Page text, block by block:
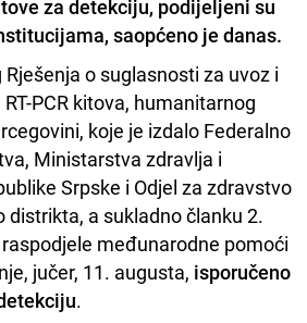
za detekciju, podijeljeni su
saopćeno je danas.
o suglasnosti za uvoz i
PCR kitova, humanitarnog
koje je izdalo Federalno
Ministarstva zdravlja i
Srpske i Odjel za zdravstvo
distrikta, a sukladno članku 2.
međunarodne pomoći
jučer, 11. augusta, isporučeno
.